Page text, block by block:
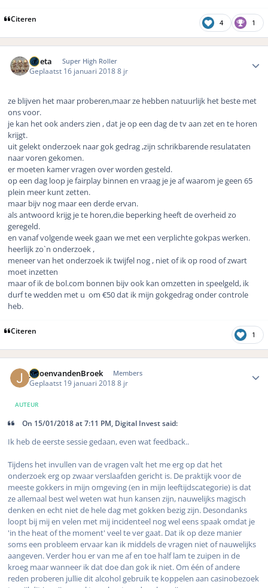
Citeren 4 1
ruleta Super High Roller
Geplaatst 16 januari 20188 jr
ze blijven het maar proberen,maar ze hebben natuurlijk het beste met
ons voor.
je kan het ook anders zien , dat je op een dag de tv aan zet en te horen
krijgt.
uit gelekt onderzoek naar gok gedrag ,zijn schrikbarende resulataten
naar voren gekomen.
er moeten kamer vragen over worden gesteld.
op een dag loop je fairplay binnen en vraag je je af waarom je geen 65
plein meer kunt zetten.
maar bijv nog maar een derde ervan.
als antwoord krijg je te horen,die beperking heeft de overheid zo
geregeld.
en vanaf volgende week gaan we met een verplichte gokpas werken.
heerlijk zo`n onderzoek ,
meneer van het onderzoek ik twijfel nog , niet of ik op rood of zwart
moet inzetten
maar of ik de bol.com bonnen bijv ook kan omzetten in speelgeld, ik
durf te wedden met u om €50 dat ik mijn gokgedrag onder controle
heb.
Citeren 1
JeroenvandenBroek Members
Geplaatst 19 januari 20188 jr
AUTEUR
On 15/01/2018 at 7:11 PM, Digital Invest said:
Ik heb de eerste sessie gedaan, even wat feedback..
Tijdens het invullen van de vragen valt het me erg op dat het
onderzoek erg op zwaar verslaafden gericht is. De praktijk voor de
meeste gokkers in mijn omgeving (en in mijn leeftijdscategorie) is dat
ze allemaal best wel weten wat hun kansen zijn, nauwelijks magisch
denken en echt niet de hele dag met gokken bezig zijn. Desondanks
loopt bij mij en velen met mij incidenteel nog wel eens spaak omdat je
'in the heat of the moment' veel te ver gaat. Dat ik op deze manier
soms een probleem ervaar kan ik middels de vragen niet of nauwelijks
aangeven. Verder hou er van me af en toe half lam te zuipen in de
kroeg maar wanneer ik dat doe dan gok ik niet. Om één of andere
reden proberen jullie dit alcohol gebruik te koppelen aan casinobezoek